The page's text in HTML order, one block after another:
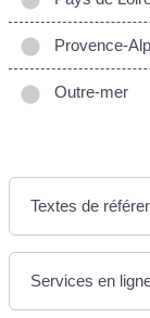
Provence-
Outre-mer
Textes de
Services en